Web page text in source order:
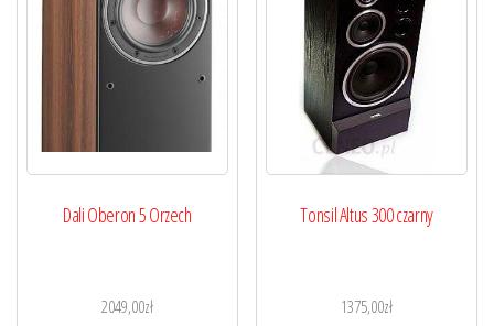
Dali Oberon 5 Orzech
2049,00zł
Tonsil Altus 300 czarny
1375,00zł